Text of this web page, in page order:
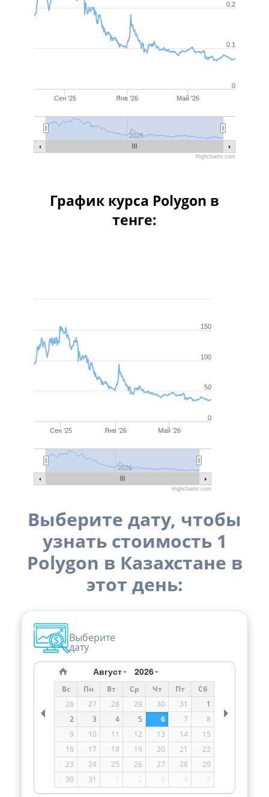
Сен '25 Янв '26 Май '26
2026
0.1
0.2
0
Highcharts.com
Июль '25
График курса Polygon в
тенге:
Сен '25 Янв '26 Май '26
2026
50
100
150
0
Highcharts.com
Выберите дату, чтобы
узнать стоимость 1
Polygon в Казахстане в
этот день:
Выберите
дату
Август 2026
Вс Пн Вт Ср Чт Пт
Сб
26
27 28 29 30 31
1
2
3 4 5 6 7
8
9
10 11 12 13 14
15
16
17 18 19 20 21
22
23
24 25 26 27 28
29
30
31 1 2 3 4 5